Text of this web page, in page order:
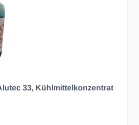
33, Kühlmittelkonzentrat